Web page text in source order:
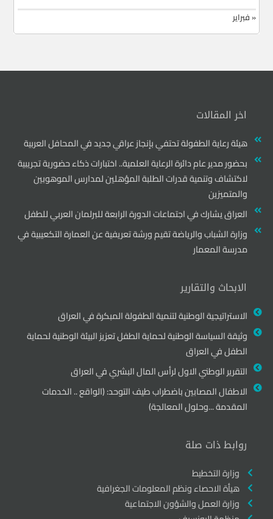
« فبراير
اخر المقالات
هيئة رعاية الطفولة تحتفي بإنجاز عراقي جديد في المحافل العربية
بحضور مدير عام دائرة الرعاية العلمية.. اختبارات ذكاء حضورية تجريبية
لاكتشاف وتنمية قدرات الطلبة المؤهلين لمدارس الموهوبين
والمتميزين
العراق يشارك في اجتماعات الدورة الرابعة للبرلمان العربي للطفل
وزارة الشباب والرياضة تقيم ورشة تعريفية عن العمارة التكعيبية في
مدرسة المعمار
الابحاث والتقارير
الاستراتيجية الوطنية لتنمية الطفولة المبكرة في العراق
وثيقة السياسة الوطنية لحماية الطفل تعزيز البيئة الوطنية لحماية
الطفل في العراق
التقرير الوطني الاول لرأس المال البشري في العراق
الاطفال المصابين باضطراب طيف التوحد: (الواقع .. الخدمات
المقدمة ...وحلول المعالجة)
روابط ذات صلة
وزارة التخطيط
هيأة الاحصاء ونظم المعلومات الجغرافية
وزارة العمل والشؤون الاجتماعية